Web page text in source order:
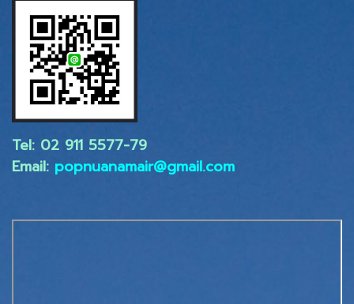
Tel: 02 ​911 5577-79
Email: popnuanamair@gmail.com